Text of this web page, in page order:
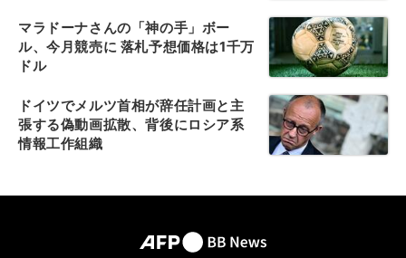
マラドーナさんの「神の手」ボー
ル、今月競売に 落札予想価格は1千万
ドル
ドイツでメルツ首相が辞任計画と主
張する偽動画拡散、背後にロシア系
情報工作組織